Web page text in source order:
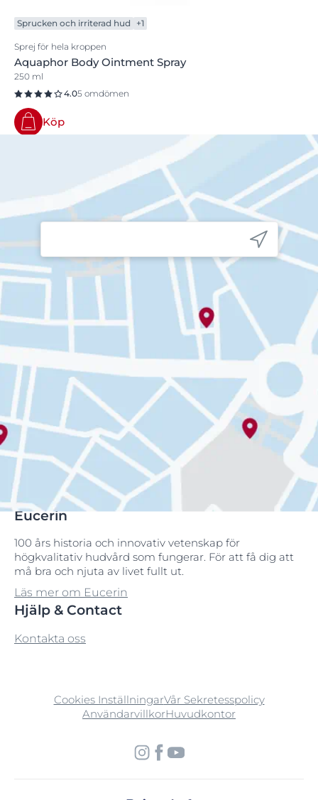
Sprucken och irriterad hud +1
Sprej för hela kroppen
Aquaphor Body Ointment Spray
250 ml
4.05 omdömen
Köp
Eucerin
100 års historia och innovativ vetenskap för
högkvalitativ hudvård som fungerar. För att få dig att
må bra och njuta av livet fullt ut.
Läs mer om Eucerin
Hjälp & Contact
Kontakta oss
Cookies InställningarVår Sekretesspolicy
AnvändarvillkorHuvudkontor